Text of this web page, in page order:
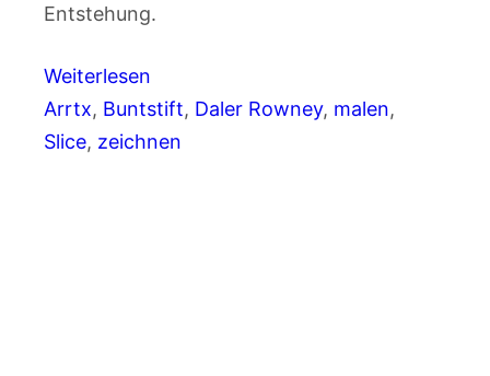
Entstehung.
Weiterlesen
Arrtx, Buntstift, Daler Rowney, malen
Slice, zeichnen